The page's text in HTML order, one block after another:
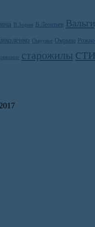
В.Зорин В.Леонтьев
Омрувье Омрына
старожилы